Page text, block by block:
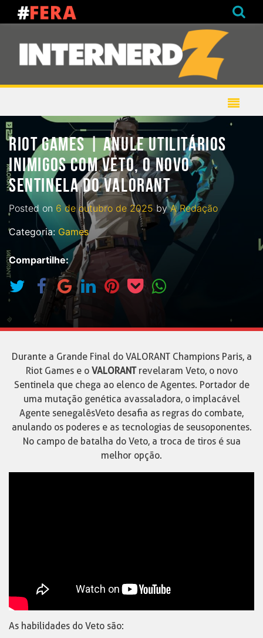
RIOT GAMES | ANULE UTILITÁRIOS
INIMIGOS COM VETO, O NOVO
SENTINELA DO VALORANT
Posted on 6 de outubro de 2025 byA Redação
Categoria: Games
Compartilhe:
Durante a Grande Final do VALORANT Champions Paris, a
Riot Games e o VALORANTrevelaram Veto, o novo
Sentinela que chega ao elenco de Agentes. Portador de
uma mutação genética avassaladora, o implacável
Agente senegalêsVeto desafia as regras do combate,
anulando os poderes e as tecnologias de seusoponentes.
No campo de batalha do Veto, a troca de tiros é sua
melhor opção.
As habilidades do Veto são: